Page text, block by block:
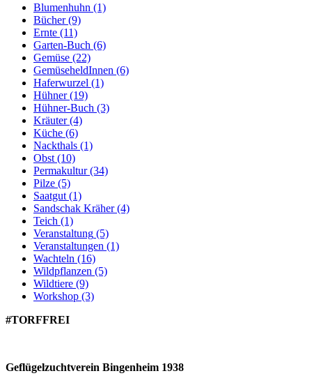
Blumenhuhn (1)
Bücher(9)
Ernte (11)
Garten-Buch (6)
Gemüse (22)
GemüseheldInnen (6)
Haferwurzel (1)
Hühner(19)
Hühner-Buch (3)
Kräuter(4)
Küche (6)
Nackthals (1)
Obst (10)
Permakultur(34)
Pilze (5)
Saatgut (1)
Sandschak Kräher(4)
Teich (1)
Veranstaltung (5)
Veranstaltungen (1)
Wachteln (16)
Wildpflanzen (5)
Wildtiere (9)
Workshop (3)
#TORFFREI
Geflügelzuchtverein Bingenheim 1938